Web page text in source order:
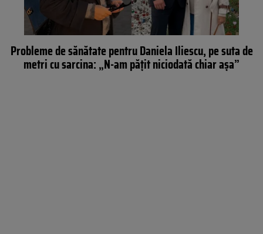
Probleme de sănătate pentru Daniela Iliescu, pe suta de
metri cu sarcina: „N-am pățit niciodată chiar așa”